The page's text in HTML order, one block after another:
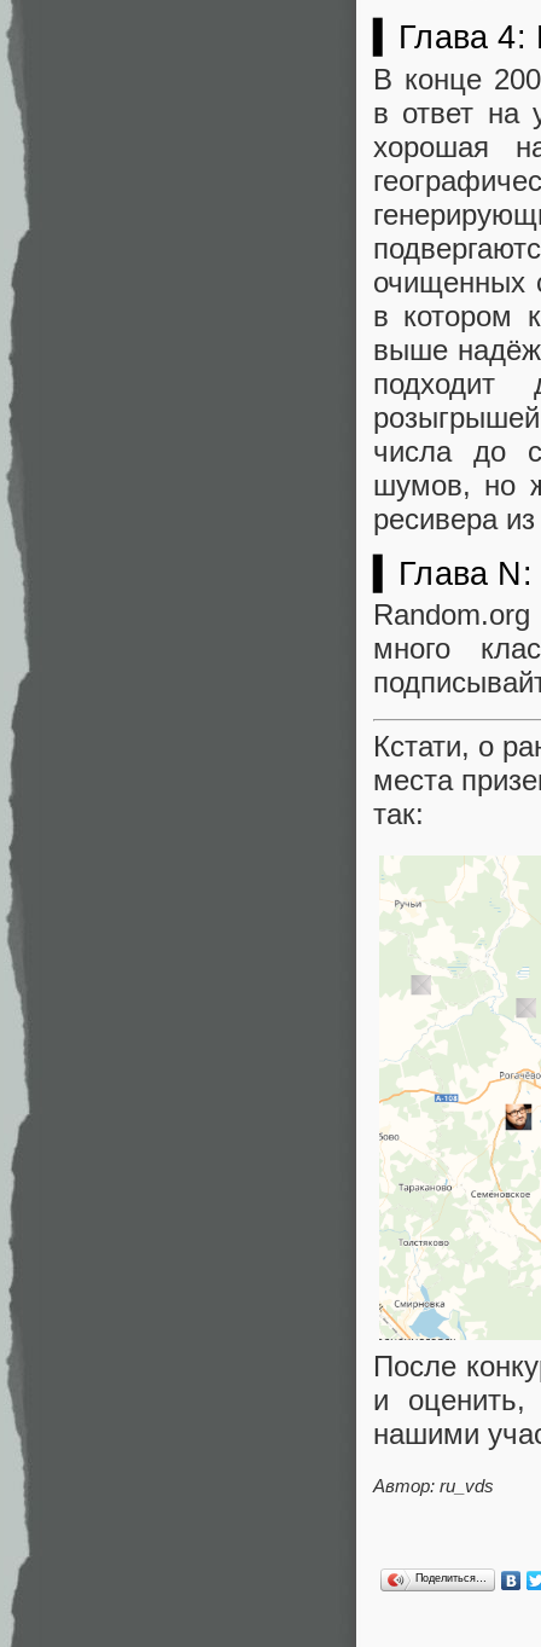
▍Глава
В конце
в ответ на
хорошая
очищенных
в котором
выше
подходит
числа до
шумов, но
ресивера
▍Глава
Random.org
много
Кстати, о
места
так:
После
и оценить,
нашими
Автор: ru_vds
Поделиться…